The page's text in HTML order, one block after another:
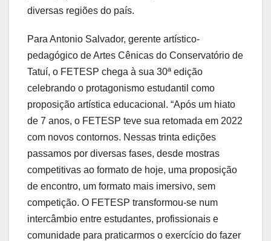
diversas regiões do país.
Para Antonio Salvador, gerente artístico-
pedagógico de Artes Cênicas do Conservatório de
Tatuí, o FETESP chega à sua 30ª edição
celebrando o protagonismo estudantil como
proposição artística educacional. “Após um hiato
de 7 anos, o FETESP teve sua retomada em 2022
com novos contornos. Nessas trinta edições
passamos por diversas fases, desde mostras
competitivas ao formato de hoje, uma proposição
de encontro, um formato mais imersivo, sem
competição. O FETESP transformou-se num
intercâmbio entre estudantes, profissionais e
comunidade para praticarmos o exercício do fazer